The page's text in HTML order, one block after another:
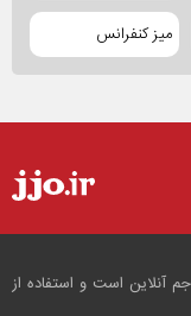
میز کنفرانس
آنلاین است و استفاده از